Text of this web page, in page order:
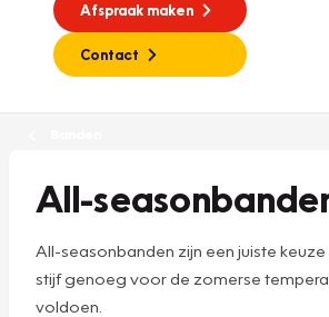
Afspraak maken
Contact
All-
All-seasonbanden zijn een juiste
stijf genoeg voor de zomerse
voldoen.